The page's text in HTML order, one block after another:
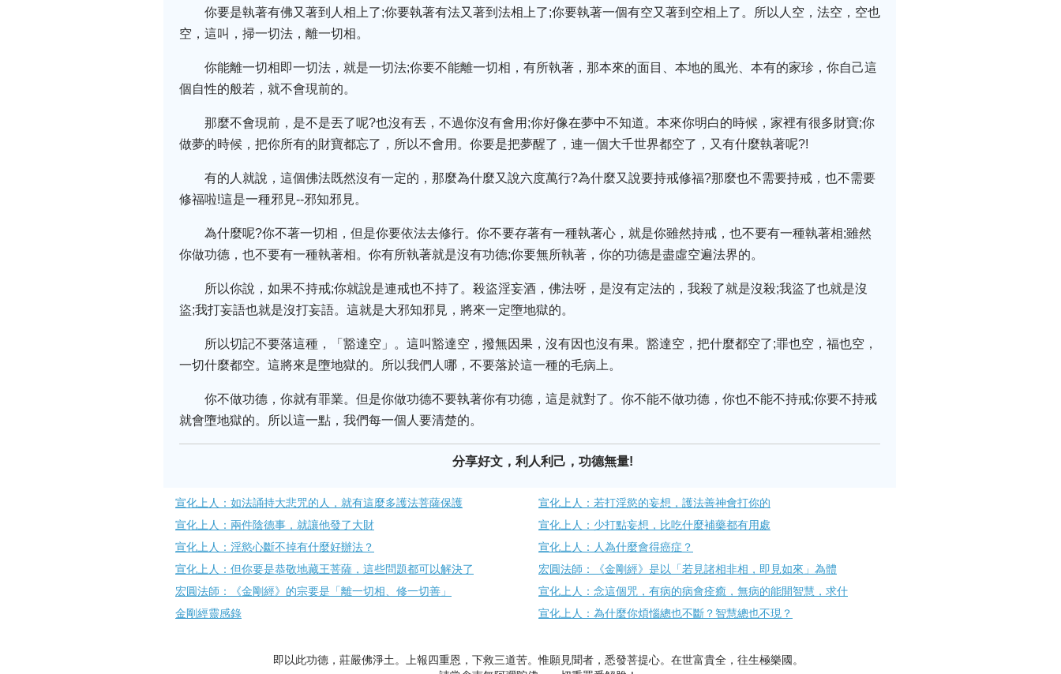
你要是執著有佛又著到人相上了;你要執著有法又著到法相上了;你要執著一個有空又著到空相上了。所以人空，法空，空也
空，這叫，掃一切法，離一切相。
你能離一切相即一切法，就是一切法;你要不能離一切相，有所執著，那本來的面目、本地的風光、本有的家珍，你自己這
個自性的般若，就不會現前的。
那麼不會現前，是不是丟了呢?也沒有丟，不過你沒有會用;你好像在夢中不知道。本來你明白的時候，家裡有很多財寶;你
做夢的時候，把你所有的財寶都忘了，所以不會用。你要是把夢醒了，連一個大千世界都空了，又有什麼執著呢?!
有的人就說，這個佛法既然沒有一定的，那麼為什麼又說六度萬行?為什麼又說要持戒修福?那麼也不需要持戒，也不需要
修福啦!這是一種邪見--邪知邪見。
為什麼呢?你不著一切相，但是你要依法去修行。你不要存著有一種執著心，就是你雖然持戒，也不要有一種執著相;雖然
你做功德，也不要有一種執著相。你有所執著就是沒有功德;你要無所執著，你的功德是盡虛空遍法界的。
所以你說，如果不持戒;你就說是連戒也不持了。殺盜淫妄酒，佛法呀，是沒有定法的，我殺了就是沒殺;我盜了也就是沒
盜;我打妄語也就是沒打妄語。這就是大邪知邪見，將來一定墮地獄的。
所以切記不要落這種，「豁達空」。這叫豁達空，撥無因果，沒有因也沒有果。豁達空，把什麼都空了;罪也空，福也空，
一切什麼都空。這將來是墮地獄的。所以我們人哪，不要落於這一種的毛病上。
你不做功德，你就有罪業。但是你做功德不要執著你有功德，這是就對了。你不能不做功德，你也不能不持戒;你要不持戒
就會墮地獄的。所以這一點，我們每一個人要清楚的。
分享好文，利人利己，功德無量!
宣化上人：如法誦持大悲咒的人，就有這麼多護法菩薩保護
宣化上人：若打淫慾的妄想，護法善神會打你的
宣化上人：兩件陰德事，就讓他發了大財
宣化上人：少打點妄想，比吃什麼補藥都有用處
宣化上人：淫慾心斷不掉有什麼好辦法？
宣化上人：人為什麼會得癌症？
宣化上人：但你要是恭敬地藏王菩薩，這些問題都可以解決了
宏圓法師：《金剛經》是以「若見諸相非相，即見如來」為體
宏圓法師：《金剛經》的宗要是「離一切相、修一切善」
宣化上人：念這個咒，有病的病會痊癒，無病的能開智慧，求什
金剛經靈感錄
宣化上人：為什麼你煩惱總也不斷？智慧總也不現？
即以此功德，莊嚴佛淨土。上報四重恩，下救三道苦。惟願見聞者，悉發菩提心。在世富貴全，往生極樂國。